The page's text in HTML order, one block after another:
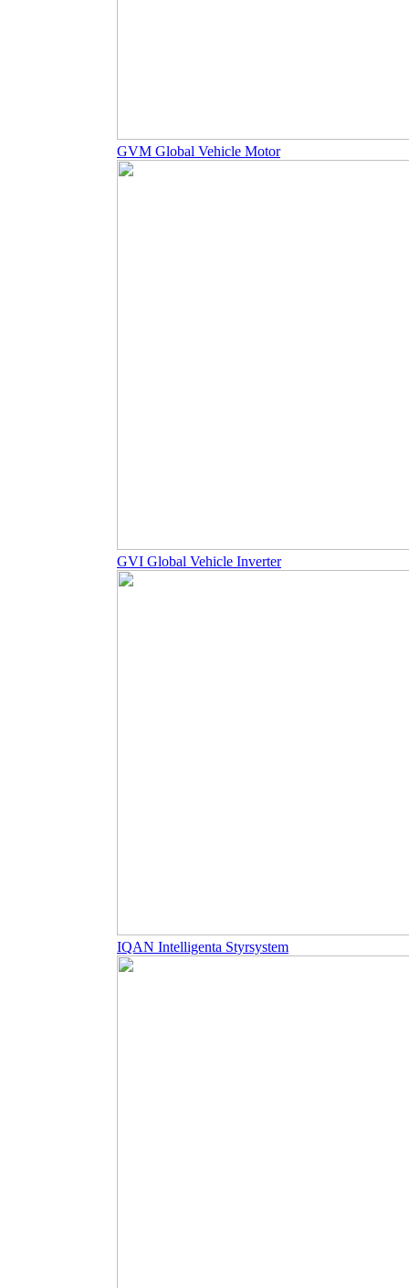
GVM Global Vehicle Motor
GVI Global Vehicle Inverter
IQAN Intelligenta Styrsystem